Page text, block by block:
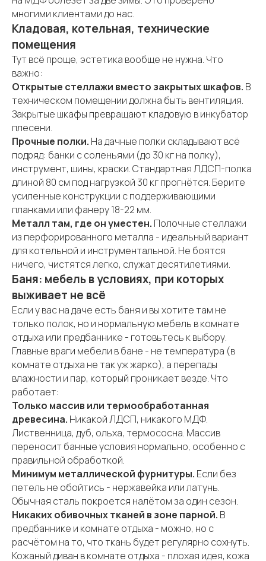
многими клиентами до нас.
Кладовая, котельная, технические
помещения
Тут всё проще, эстетика вообще не нужна. Что
важно:
Открытые стеллажи вместо закрытых шкафов. В
техническом помещении должна быть вентиляция.
Закрытые шкафы превращают кладовую в инкубатор
плесени.
Прочные полки. На дачные полки складывают всё
подряд: банки с соленьями (до 30 кг на полку),
инструмент, шины, краски. Стандартная ЛДСП-полка
длиной 80 см под нагрузкой 30 кг прогнётся. Берите
усиленные конструкции с поддерживающими
планками или фанеру 18-22 мм.
Металл там, где он уместен. Полочные стеллажи
из перфорированного металла - идеальный вариант
для котельной и инструментальной. Не боятся
ничего, чистятся легко, служат десятилетиями.
Баня: мебель в условиях, при которых
выживает не всё
Если у вас на даче есть баня и вы хотите там не
только полок, но и нормальную мебель в комнате
отдыха или предбаннике - готовьтесь к выбору.
Главные враги мебели в бане - не температура (в
комнате отдыха не так уж жарко), а перепады
влажности и пар, который проникает везде. Что
работает:
Только массив или термообработанная
древесина. Никакой ЛДСП, никакого МДФ.
Лиственница, дуб, ольха, термососна. Массив
переносит банные условия нормально, особенно с
правильной обработкой.
Минимум металлической фурнитуры. Если без
петель не обойтись - нержавейка или латунь.
Обычная сталь покроется налётом за один сезон.
Никаких обивочных тканей в зоне парной. В
предбаннике и комнате отдыха - можно, но с
расчётом на то, что ткань будет регулярно сохнуть.
Кожаный диван в комнате отдыха - плохая идея, кожа